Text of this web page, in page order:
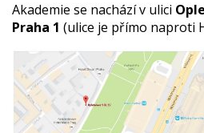
Akademie se nachází v ulici
Praha 1 (ulice je přímo naproti